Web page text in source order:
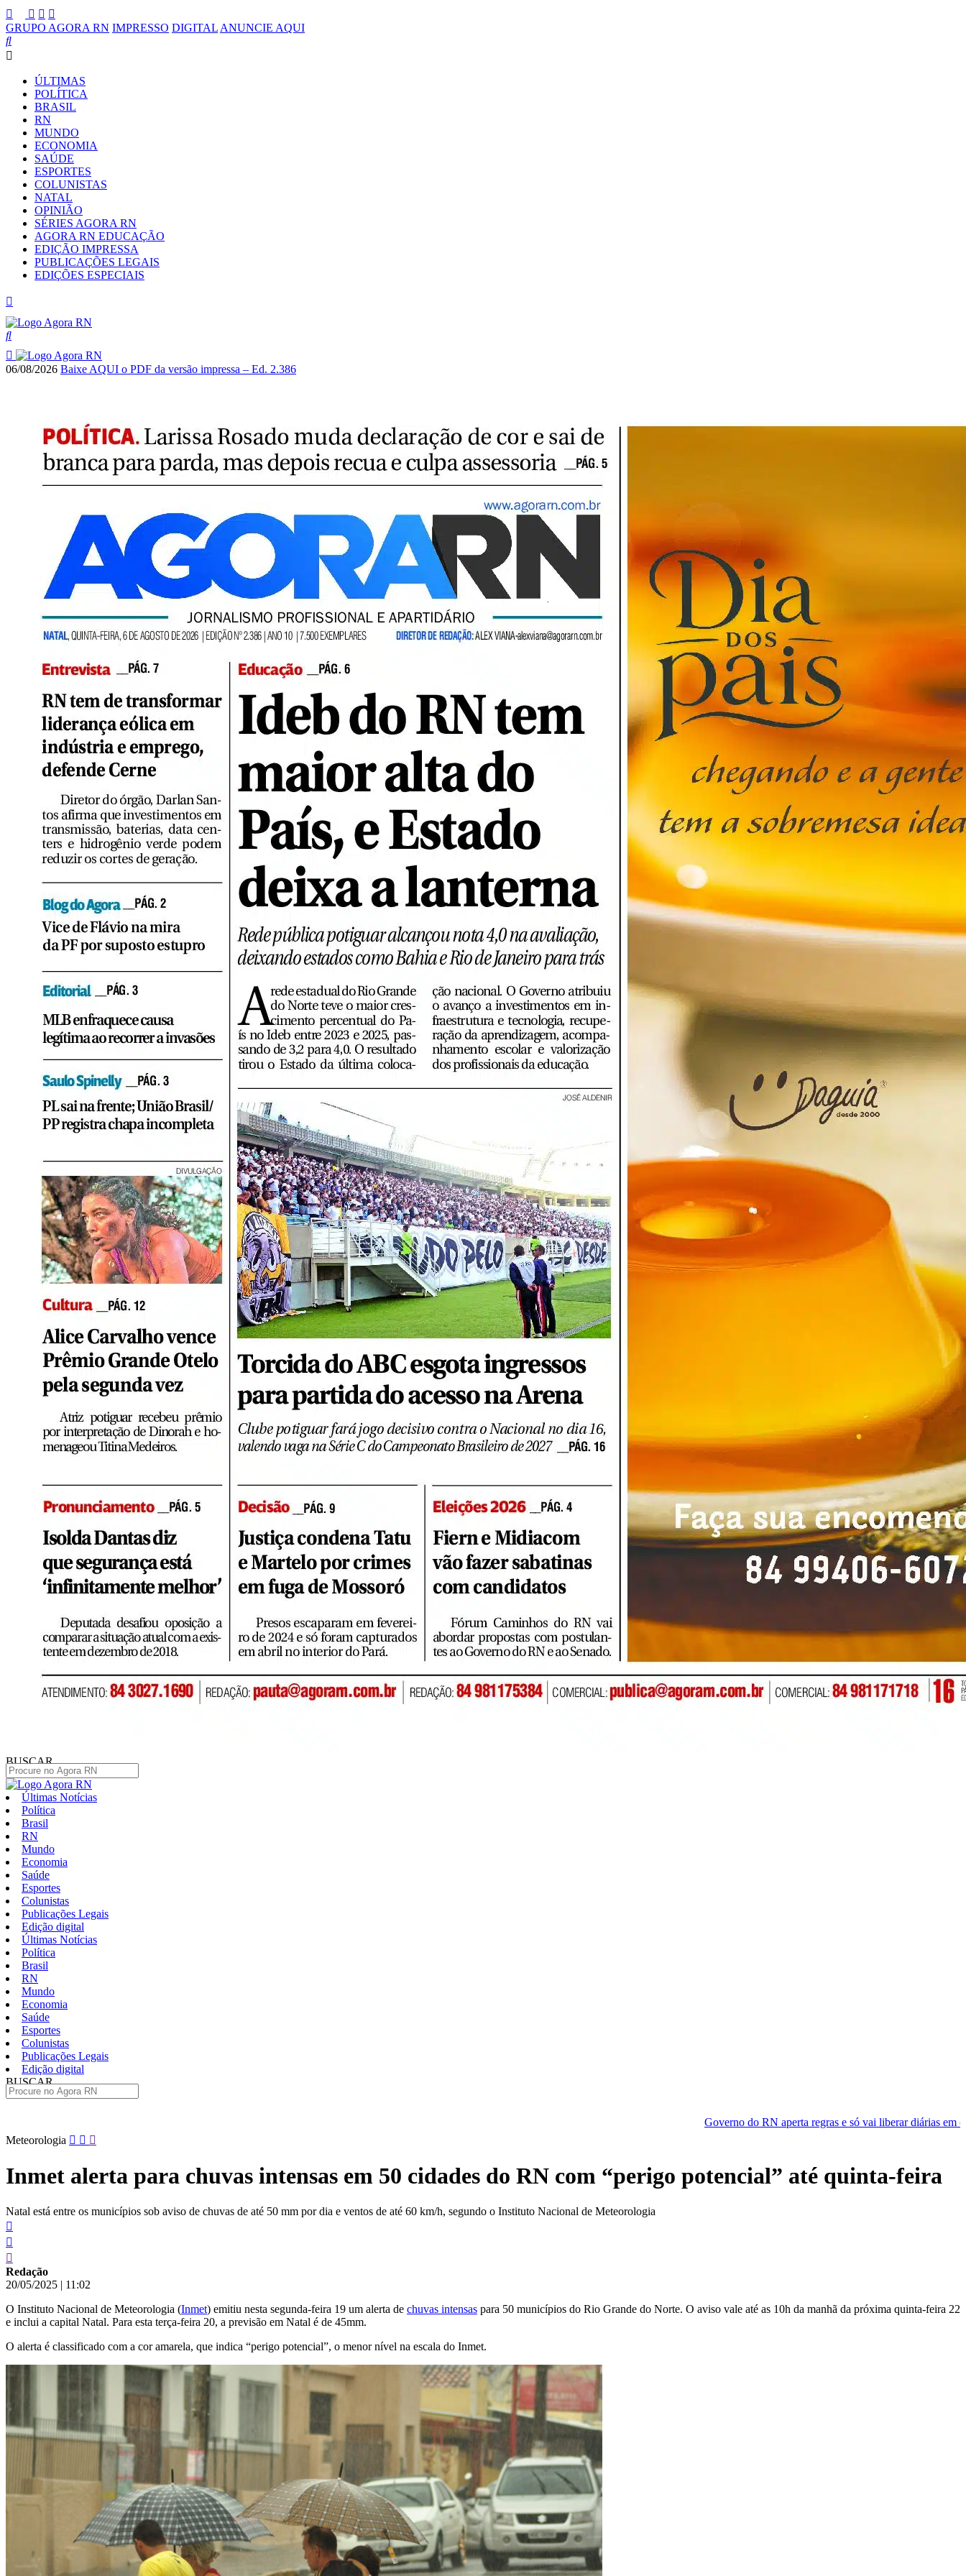
GRUPO AGORA RN IMPRESSO DIGITAL ANUNCIE AQUI
ÚLTIMAS
POLÍTICA
BRASIL
RN
MUNDO
ECONOMIA
SAÚDE
ESPORTES
COLUNISTAS
NATAL
OPINIÃO
SÉRIES AGORA RN
AGORA RN EDUCAÇÃO
EDIÇÃO IMPRESSA
PUBLICAÇÕES LEGAIS
EDIÇÕES ESPECIAIS
06/08/2026 Baixe AQUI o PDF da versão impressa – Ed. 2.386
BUSCAR
Últimas Notícias
Política
Brasil
RN
Mundo
Economia
Saúde
Esportes
Colunistas
Publicações Legais
Edição digital
Últimas Notícias
Política
Brasil
RN
Mundo
Economia
Saúde
Esportes
Colunistas
Publicações Legais
Edição digital
BUSCAR
Governo do RN aperta regras e só vai liberar diárias em casos ‘essenciais’
Pular
conteúdo
Meteorologia
Inmet alerta para chuvas intensas em 50 cidades do RN com “perigo potencial” até quinta-feira
Natal está entre os municípios sob aviso de chuvas de até 50 mm por dia e ventos de até 60 km/h, segundo o Instituto Nacional de Meteorologia
Redação
20/05/2025 | 11:02
O Instituto Nacional de Meteorologia (Inmet) emitiu nesta segunda-feira 19 um alerta de chuvas intensas para 50 municípios do Rio Grande do Norte. O aviso vale até as 10h da manhã da próxima quinta-feira 22
e inclui a capital Natal. Para esta terça-feira 20, a previsão em Natal é de 45mm.
O alerta é classificado com a cor amarela, que indica “perigo potencial”, o menor nível na escala do Inmet.